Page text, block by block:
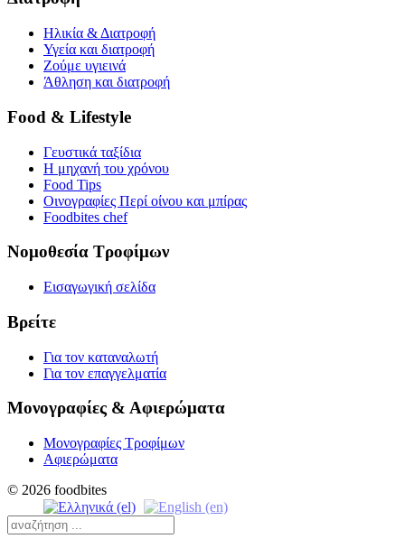
Ηλικία & Διατροφή
Υγεία και διατροφή
Ζούμε υγιεινά
Άθληση και διατροφή
Food & Lifestyle
Γευστικά ταξίδια
Η μηχανή του χρόνου
Food Tips
Οινογραφίες Περί οίνου και μπίρας
Foodbites chef
Νομοθεσία Τροφίμων
Εισαγωγική σελίδα
Βρείτε
Για τον καταναλωτή
Για τον επαγγελματία
Μονογραφίες & Αφιερώματα
Μονογραφίες Τροφίμων
Αφιερώματα
© 2026 foodbites